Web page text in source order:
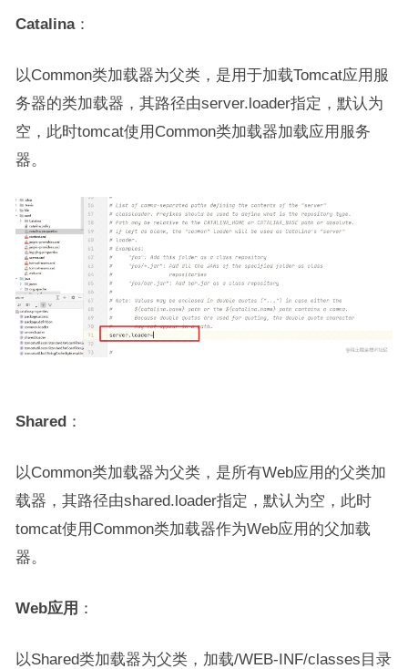
Catalina：
以Common类加载器为父类，是用于加载Tomcat应用服
务器的类加载器，其路径由server.loader指定，默认为
空，此时tomcat使用Common类加载器加载应用服务
器。
Shared：
以Common类加载器为父类，是所有Web应用的父类加
载器，其路径由shared.loader指定，默认为空，此时
tomcat使用Common类加载器作为Web应用的父加载
器。
Web应用 ：
以Shared类加载器为父类，加载/WEB-INF/classes目录